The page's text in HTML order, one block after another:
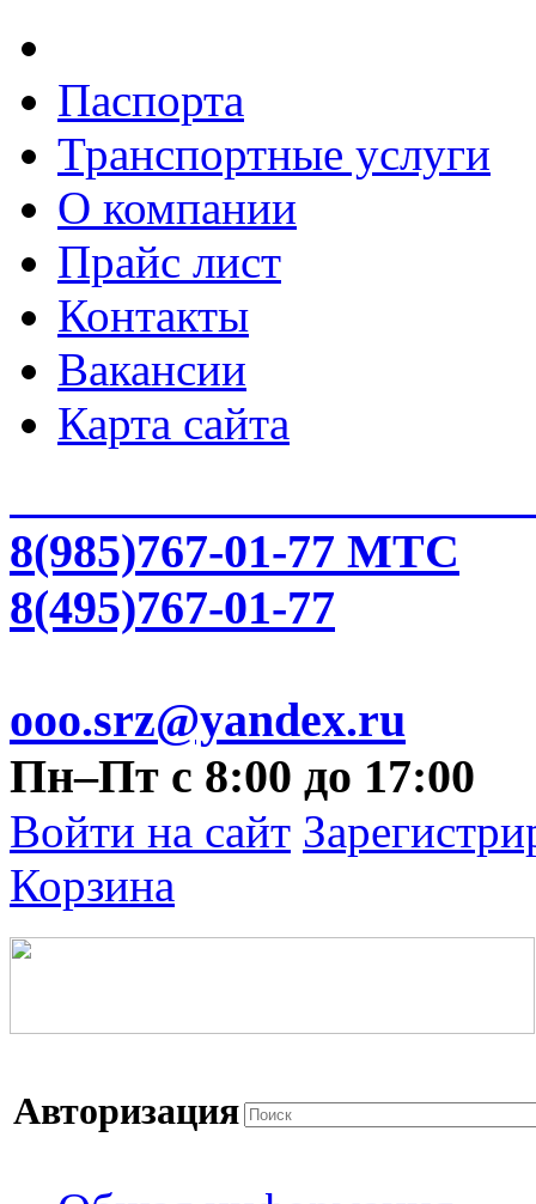
Паспорта
Транспортные услуги
О компании
Прайс лист
Контакты
Вакансии
Карта сайта
8(985)767-01-77 МТС
8(495)767-01-77
ooo.srz@yandex.ru
Пн–Пт с 8:00 до 17:00
Войти на сайт
Корзина
Авторизация